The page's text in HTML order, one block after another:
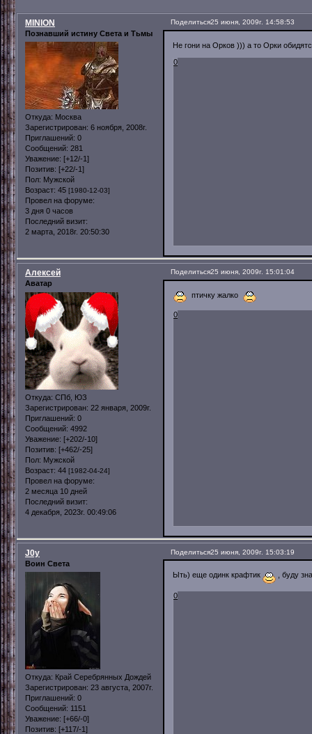
Поделиться25 июня, 2009г. 14:58:53
MINION
Познавший истину Света и Тьмы
Откуда: Москва
Зарегистрирован: 6 ноября, 2008г.
Приглашений: 0
Сообщений: 281
Уважение: [+12/-1]
Позитив: [+22/-1]
Пол: Мужской
Возраст: 45 [1980-12-03]
Провел на форуме:
3 дня 0 часов
Последний визит:
2 марта, 2018г. 20:50:30
Не гони на Орков ))) а то Орки
0
Поделиться25 июня, 2009г. 15:01:04
Алексей
Аватар
Откуда: СПб, ЮЗ
Зарегистрирован: 22 января, 2009г.
Приглашений: 0
Сообщений: 4992
Уважение: [+202/-10]
Позитив: [+462/-25]
Пол: Мужской
Возраст: 44 [1982-04-24]
Провел на форуме:
2 месяца 10 дней
Последний визит:
4 декабря, 2023г. 00:49:06
птичку жалко
0
Поделиться25 июня, 2009г. 15:03:19
J0y
Воин Света
Откуда: Край Серебрянных Дождей
Зарегистрирован: 23 августа, 2007г.
Приглашений: 0
Сообщений: 1151
Уважение: [+66/-0]
Позитив: [+117/-1]
Ыть) еще одинк крафтик , буду
0